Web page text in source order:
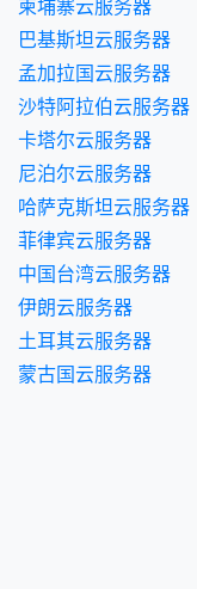
柬埔寨云服务器
巴基斯坦云服务器
孟加拉国云服务器
沙特阿拉伯云服务器
卡塔尔云服务器
尼泊尔云服务器
哈萨克斯坦云服务器
菲律宾云服务器
中国台湾云服务器
伊朗云服务器
土耳其云服务器
蒙古国云服务器